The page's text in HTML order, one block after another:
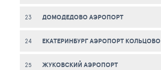
23 ДОМОДЕДОВО АЭРОПОРТ
24 ЕКАТЕРИНБУРГ АЭРОПОРТ КОЛЬЦОВО
25 ЖУКОВСКИЙ АЭРОПОРТ